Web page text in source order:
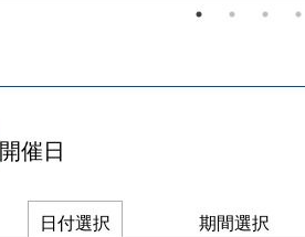
開催日
日付選択 期間選択